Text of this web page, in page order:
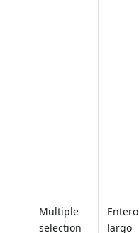
Multiple
selection
Entero
largo